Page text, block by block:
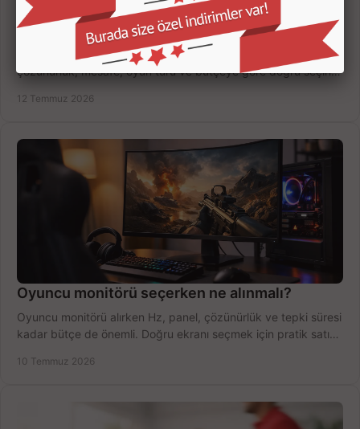
Oyuncu Monitörü Kaç İnç Olmalı? Doğru Seçim
Oyuncu monitörü kaç inç olmalı? 24, 27 ve 32 inç ekranları
çözünürlük, mesafe, oyun türü ve bütçeye göre doğru seçin,
12 Temmuz 2026
Oyuncu monitörü seçerken ne alınmalı?
Oyuncu monitörü alırken Hz, panel, çözünürlük ve tepki süresi
kadar bütçe de önemli. Doğru ekranı seçmek için pratik satın
10 Temmuz 2026